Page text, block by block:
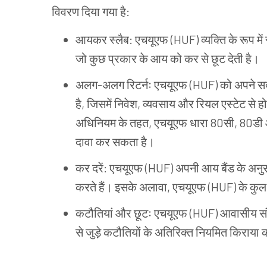
विवरणदियागयाहै:
आयकरस्लैब: एचयूएफ (HUF) व्यक्तिकेरूपमें
जोकुछप्रकारकेआयकोकरसेछूटदेतीहै।
अलग-अलगरिटर्नः एचयूएफ (HUF) कोअपने
है, जिसमेंनिवेश, व्यवसायऔररियलएस्टेटसे
अधिनियमकेतहत, एचयूएफ धारा 80सी, 80डी
दावाकरसकताहै।
करदरें: एचयूएफ (HUF) अपनीआयबैंडके
करतेहैं। इसकेअलावा, एचयूएफ (HUF) केकुल
कटौतियांऔरछूटः एचयूएफ (HUF) आवासीय
सेजुड़ेकटौतियोंकेअतिरिक्तनियमितकिराया